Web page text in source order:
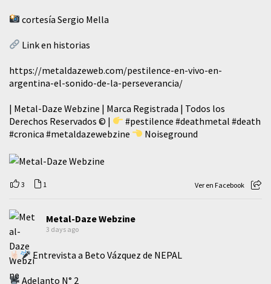
cortesía Sergio Mella
Link en historias
https://metaldazeweb.com/pestilence-en-vivo-en-
argentina-el-sonido-de-la-perseverancia/
| Metal-Daze Webzine | Marca Registrada | Todos los
Derechos Reservados © |
#pestilence #deathmetal #death
#cronica #metaldazewebzine Noiseground
3 1 Ver en Facebook
Metal-Daze Webzine
3 days ago
Entrevista a Beto Vázquez de NEPAL
Adelanto N° 2